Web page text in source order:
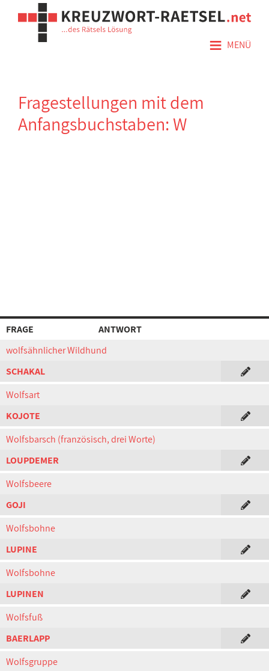
≡ MENÜ
Fragestellungen mit dem
Anfangsbuchstaben: W
FRAGE
ANTWORT
wolfsähnlicher Wildhund
SCHAKAL
Wolfsart
KOJOTE
Wolfsbarsch (französisch, drei Worte)
LOUPDEMER
Wolfsbeere
GOJI
Wolfsbohne
LUPINE
Wolfsbohne
LUPINEN
Wolfsfuß
BAERLAPP
Wolfsgruppe